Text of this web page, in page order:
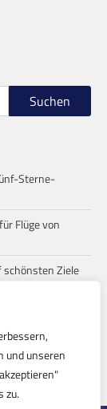
und unseren
zu.
Suchen
Sterne-
Flüge von
schönsten Ziele
die